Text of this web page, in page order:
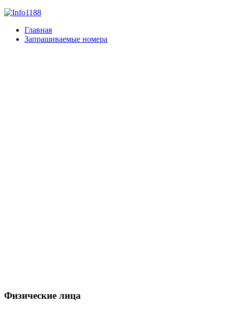
Главная
Запрашиваемые номера
Физические лица